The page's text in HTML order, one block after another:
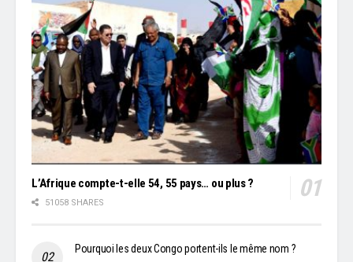
L’Afrique compte-t-elle 54, 55 pays… ou plus ?
51058 SHARES
Pourquoi les deux Congo portent-ils le même nom ?